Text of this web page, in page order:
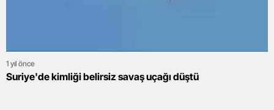
1 yıl önce
Suriye'de kimliği belirsiz savaş uçağı düştü